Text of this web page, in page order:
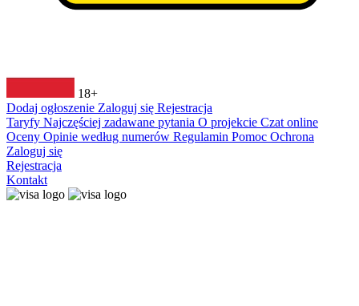
18+
Dodaj ogłoszenie Zaloguj się Rejestracja
Taryfy Najczęściej zadawane pytania O projekcie Czat online
Oceny Opinie według numerów Regulamin Pomoc Ochrona
Zaloguj się
Rejestracja
Kontakt